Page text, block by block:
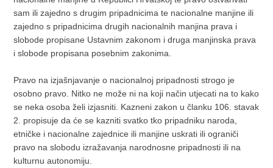
sam ili zajedno s drugim pripadnicima te nacionalne manjine ili
zajedno s pripadnicima drugih nacionalnih manjina prava i
slobode propisane Ustavnim zakonom i druga manjinska prava
i slobode propisana posebnim zakonima.
Pravo na izjašnjavanje o nacionalnoj pripadnosti strogo je
osobno pravo. Nitko ne može ni na koji način utjecati na to kako
se neka osoba želi izjasniti. Kazneni zakon u članku 106. stavak
2. propisuje da će se kazniti svatko tko pripadniku naroda,
etničke i nacionalne zajednice ili manjine uskrati ili ograniči
pravo na slobodu izražavanja narodnosne pripadnosti ili na
kulturnu autonomiju.